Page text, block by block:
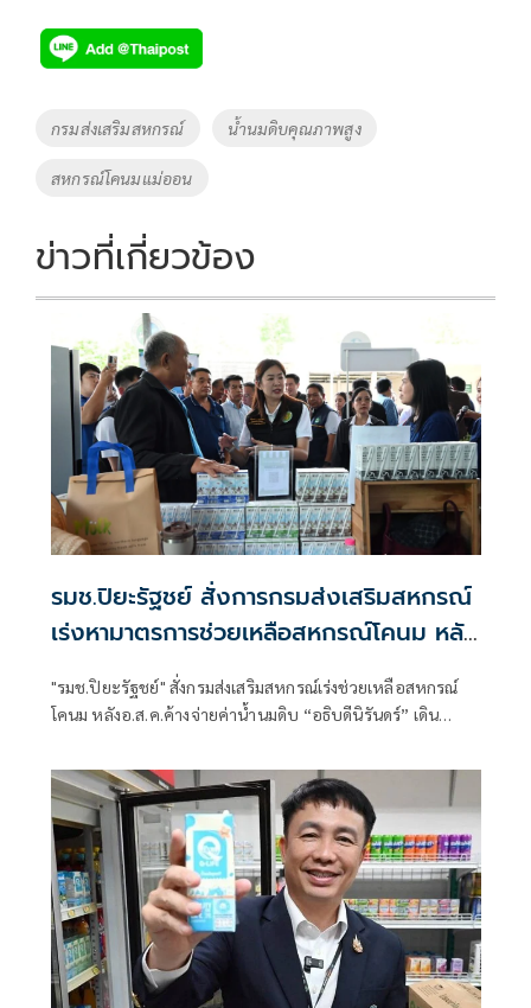
e
b
o
k
tt
er
p
y
Li
k
Tags
กรมส่งเสริมสหกรณ์ น้ำนมดิบคุณภาพสูง
สหกรณ์โคนมแม่ออน
ข่าวที่เกี่ยวข้อง
รมช.ปิยะรัฐชย์ สั่งการกรมส่งเสริมสหกรณ์
เร่งหามาตรการช่วยเหลือสหกรณ์โคนม หลัง
อ.ส.ค.ค้างจ่ายค่าน้ำนมดิบ เตรียมงบ กพส.
350 ล.กู้ยืมดอกเบี้ยต่ำกรณีพิเศษเสริม
"รมช.ปิยะรัฐชย์" สั่งกรมส่งเสริมสหกรณ์เร่งช่วยเหลือสหกรณ์
โคนม หลังอ.ส.ค.ค้างจ่ายค่าน้ำนมดิบ “อธิบดีนิรันดร์” เดิน
โคนม พร้อมเผยปีนี้เตรียมเงินกพส.ดอกเบี้ยต่ำไว้ 350 ล้านบาท
ให้สหกรณ์กู้ยืมเป็นกรณีพิเศษ เพื่อเสริมสภาพคล่องดำเนินธุรกิจ
สหกรณ์โคนม